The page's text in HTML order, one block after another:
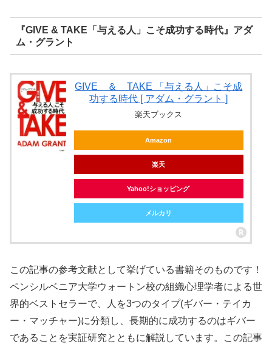
『GIVE & TAKE「与える人」こそ成功する時代』アダ
ム・グラント
GIVE ＆ TAKE 「与える人」こそ成
功する時代 [ アダム・グラント ]
楽天ブックス
Amazon
楽天
Yahoo!ショッピング
メルカリ
この記事の参考文献として挙げている書籍そのものです！
ペンシルベニア大学ウォートン校の組織心理学者による世
界的ベストセラーで、人を3つのタイプ(ギバー・テイカ
ー・マッチャー)に分類し、長期的に成功するのはギバー
であることを実証研究とともに解説しています。この記事